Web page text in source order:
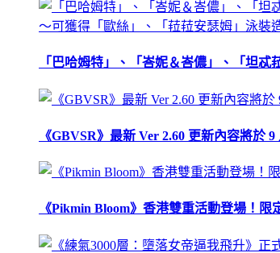
「巴哈姆特」、「峇妮＆峇儂」、「坦
《GBVSR》最新 Ver 2.60 更新內容將於
《Pikmin Bloom》香港雙重活動登場！